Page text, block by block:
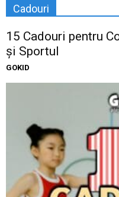
Cadouri
15 Cadouri pentru
și Sportul
GOKID